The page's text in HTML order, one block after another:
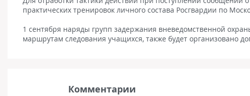
практических тренировок личного состава Росгвардии по
1 сентября наряды групп задержания вневедомственной
маршрутам следования учащихся, также будет организовано
Комментарии